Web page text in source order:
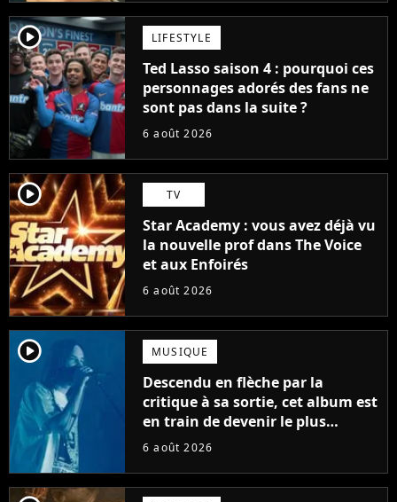
player2 LIFESTYLE
Ted Lasso saison 4 : pourquoi ces
personnages adorés des fans ne
sont pas dans la suite ?
6 août 2026
player2 TV
Star Academy : vous avez déjà vu
la nouvelle prof dans The Voice
et aux Enfoirés
6 août 2026
player2 MUSIQUE
Descendu en flèche par la
critique à sa sortie, cet album est
en train de devenir le plus
populaire de son auteur
6 août 2026